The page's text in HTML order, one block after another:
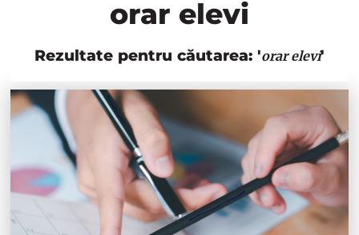
orar elevi
Rezultate pentru căutarea: 'orar elevi'